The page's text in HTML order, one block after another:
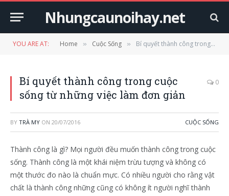
Nhungcaunoihay.net
YOU ARE AT: Home » Cuộc Sống » Bí quyết thành công trong cuộc sống từ những việc làm đơn giản
Bí quyết thành công trong cuộc
sống từ những việc làm đơn giản
0
BY TRÀ MY ON 20/07/2016 CUỘC SỐNG
Thành công là gì? Mọi người đều muốn thành công trong cuộc
sống. Thành công là một khái niệm trừu tượng và không có
một thước đo nào là chuẩn mực. Có nhiều người cho rằng vật
chất là thành công những cũng có không ít người nghĩ thành